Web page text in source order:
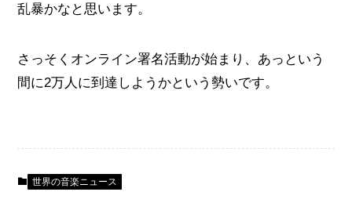
乱暴かなと思います。
さっそくオンライン署名活動が始まり、あっという
間に2万人に到達しようかという勢いです。
世界の音楽ニュース